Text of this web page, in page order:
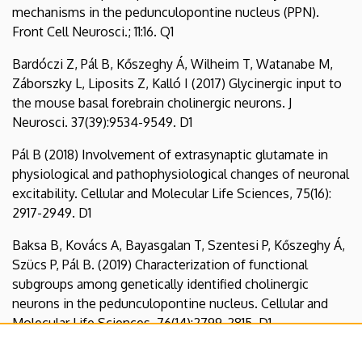
mechanisms in the pedunculopontine nucleus (PPN).
Front Cell Neurosci.; 11:16. Q1
Bardóczi Z, Pál B, Kőszeghy Á, Wilheim T, Watanabe M,
Záborszky L, Liposits Z, Kalló I (2017) Glycinergic input to
the mouse basal forebrain cholinergic neurons. J
Neurosci. 37(39):9534-9549. D1
Pál B (2018) Involvement of extrasynaptic glutamate in
physiological and pathophysiological changes of neuronal
excitability. Cellular and Molecular Life Sciences, 75(16):
2917-2949. D1
Baksa B, Kovács A, Bayasgalan T, Szentesi P, Kőszeghy Á,
Szücs P, Pál B. (2019) Characterization of functional
subgroups among genetically identified cholinergic
neurons in the pedunculopontine nucleus. Cellular and
Molecular Life Sciences, 76(14):2799-2815, D1